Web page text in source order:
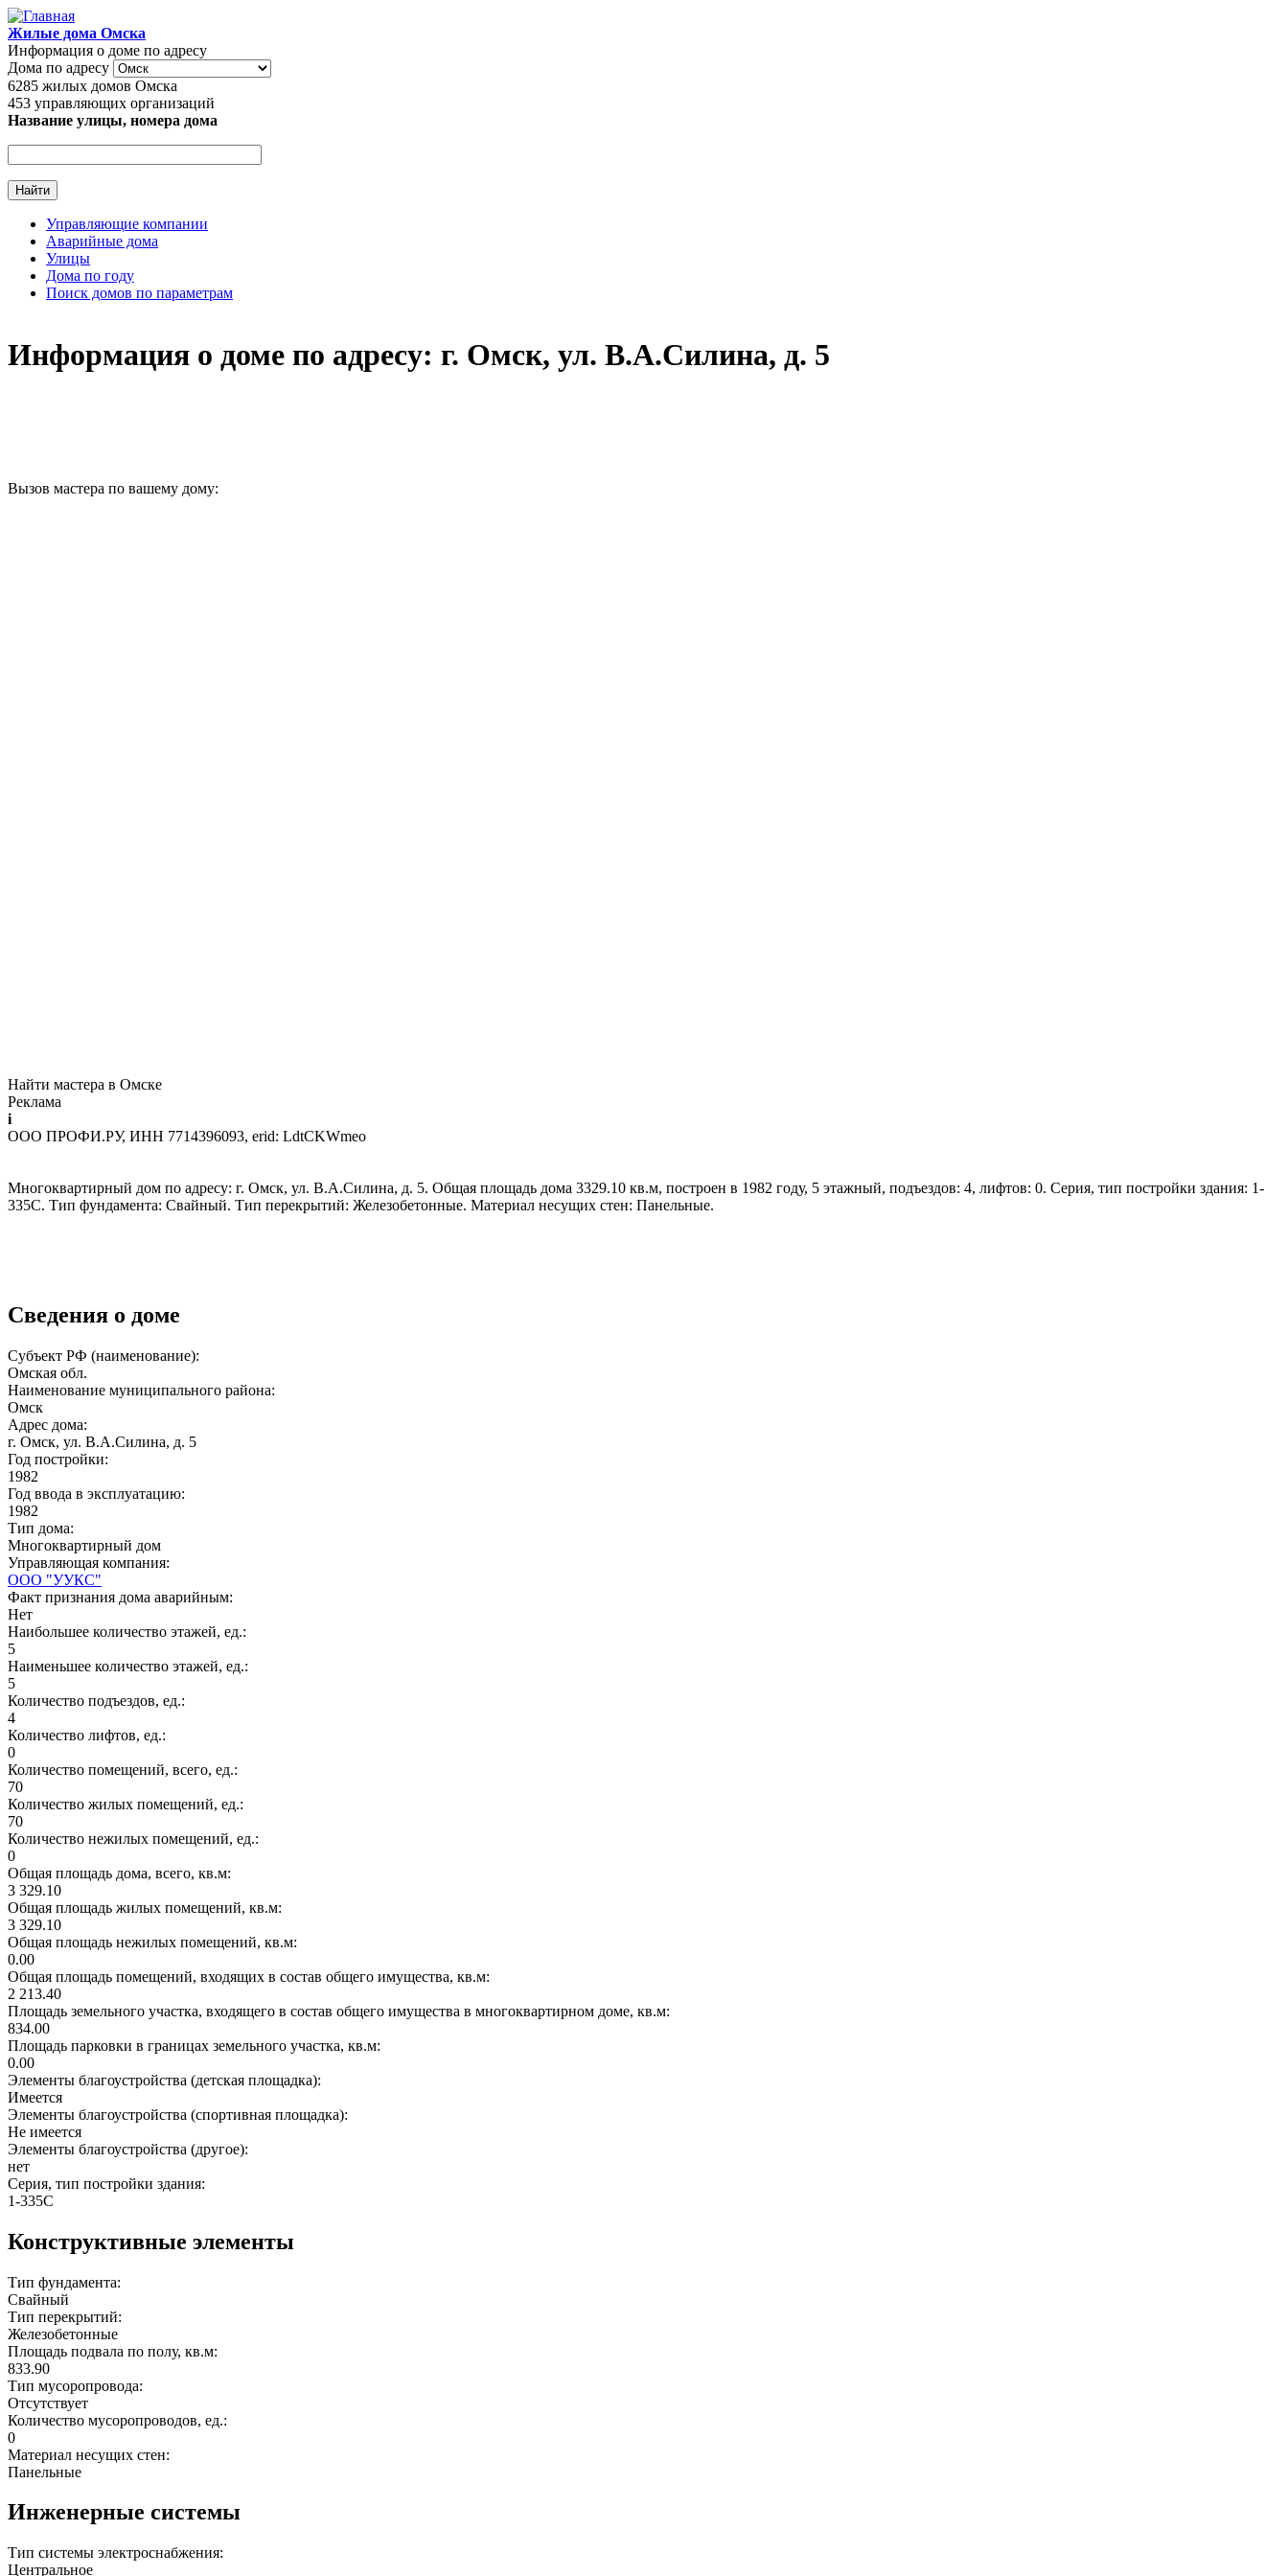
Перейти к основному содержанию
Жилые дома Омска
Информация о доме по адресу
Дома по адресу
6285 жилых домов Омска
453 управляющих организаций
Название улицы, номера дома
Главное меню
Управляющие компании
Аварийные дома
Улицы
Дома по году
Поиск домов по параметрам
Информация о доме по адресу: г. Омск, ул. В.А.Силина, д. 5
Вызов мастера по вашему дому:
Найти мастера в Омске
Реклама
i
ООО ПРОФИ.РУ, ИНН 7714396093, erid: LdtCKWmeo
Многоквартирный дом по адресу: г. Омск, ул. В.А.Силина, д. 5. Общая площадь дома 3329.10 кв.м, построен в 1982 году, 5 этажный, подъездов: 4, лифтов: 0. Серия, тип постройки здания: 1-
335С. Тип фундамента: Свайный. Тип перекрытий: Железобетонные. Материал несущих стен: Панельные.
Сведения о доме
Субъект РФ (наименование):
Омская обл.
Наименование муниципального района:
Омск
Адрес дома:
г. Омск, ул. В.А.Силина, д. 5
Год постройки:
1982
Год ввода в эксплуатацию:
1982
Тип дома:
Многоквартирный дом
Управляющая компания:
ООО "УУКС"
Факт признания дома аварийным:
Нет
Наибольшее количество этажей, ед.:
5
Наименьшее количество этажей, ед.:
5
Количество подъездов, ед.:
4
Количество лифтов, ед.:
0
Количество помещений, всего, ед.:
70
Количество жилых помещений, ед.:
70
Количество нежилых помещений, ед.:
0
Общая площадь дома, всего, кв.м:
3 329.10
Общая площадь жилых помещений, кв.м:
3 329.10
Общая площадь нежилых помещений, кв.м:
0.00
Общая площадь помещений, входящих в состав общего имущества, кв.м:
2 213.40
Площадь земельного участка, входящего в состав общего имущества в многоквартирном доме, кв.м:
834.00
Площадь парковки в границах земельного участка, кв.м:
0.00
Элементы благоустройства (детская площадка):
Имеется
Элементы благоустройства (спортивная площадка):
Не имеется
Элементы благоустройства (другое):
нет
Серия, тип постройки здания:
1-335С
Конструктивные элементы
Тип фундамента:
Свайный
Тип перекрытий:
Железобетонные
Площадь подвала по полу, кв.м:
833.90
Тип мусоропровода:
Отсутствует
Количество мусоропроводов, ед.:
0
Материал несущих стен:
Панельные
Инженерные системы
Тип системы электроснабжения:
Центральное